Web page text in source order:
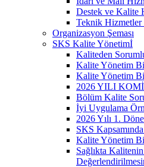
Destek ve Kalite
Teknik
Organizasyon Şeması
SKS Kalite Yönetimİ
Kaliteden
Kalite Yönetim
Kalite Yönetim
2026 YILI
Bölüm Kalite
İyi Uygulama
2026 Yılı 1.
SKS
Kalite Yönetim
Sağlıkta